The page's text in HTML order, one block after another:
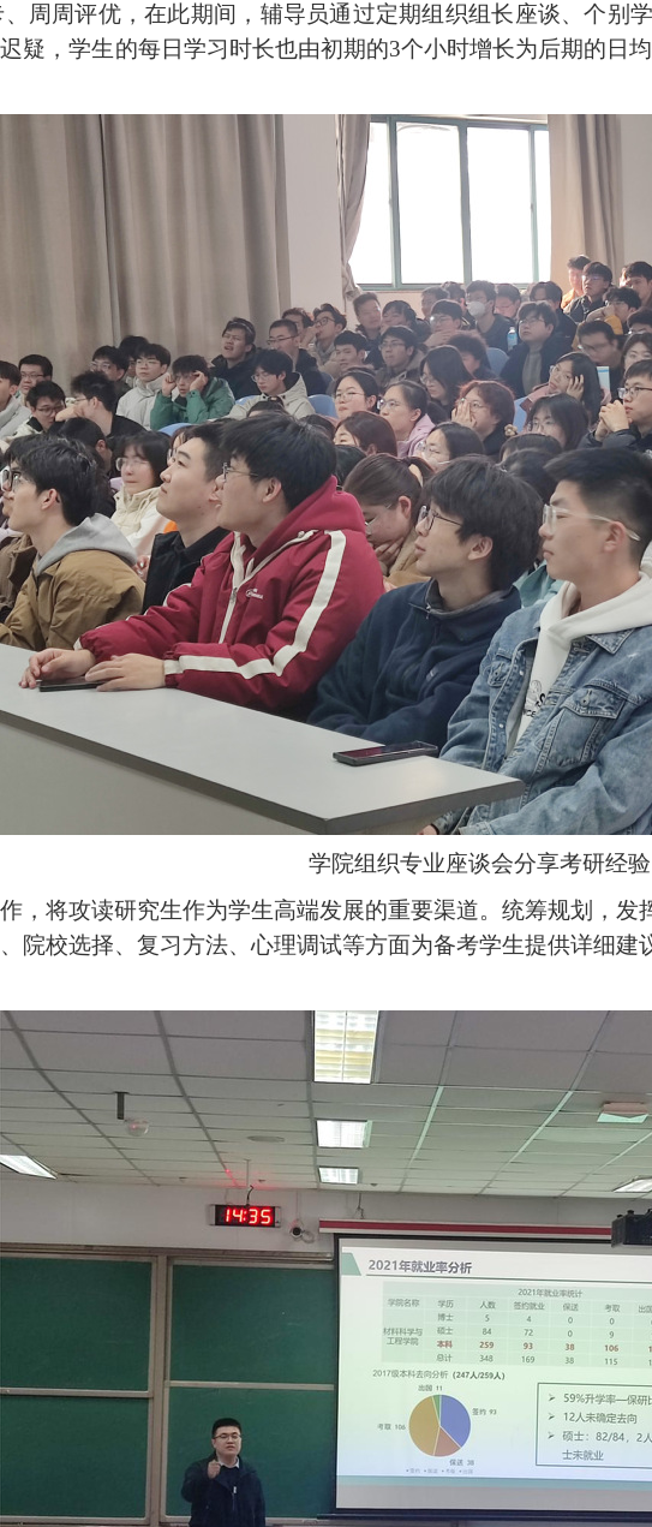
周周评优，在此期间，辅导员通过定期组织组长座谈、个别
疑，学生的每日学习时长也由初期的3个小时增长为后期的日均
学院组织专业座谈会分享考研经验
将攻读研究生作为学生高端发展的重要渠道。统筹规划，发
院校选择、复习方法、心理调试等方面为备考学生提供详细